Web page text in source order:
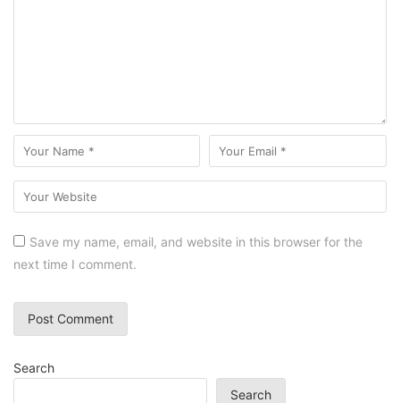
Save my name, email, and website in this browser for the
next time I comment.
Search
Search